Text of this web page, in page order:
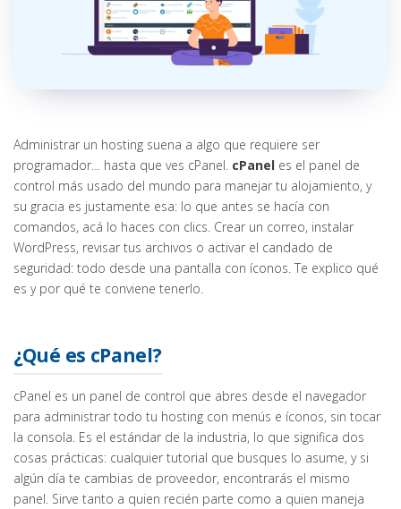
Administrar un hosting suena a algo que requiere ser
programador… hasta que ves cPanel. cPanel es el panel de
control más usado del mundo para manejar tu alojamiento, y
su gracia es justamente esa: lo que antes se hacía con
comandos, acá lo haces con clics. Crear un correo, instalar
WordPress, revisar tus archivos o activar el candado de
seguridad: todo desde una pantalla con íconos. Te explico qué
es y por qué te conviene tenerlo.
¿Qué es cPanel?
cPanel es un panel de control que abres desde el navegador
para administrar todo tu hosting con menús e íconos, sin tocar
la consola. Es el estándar de la industria, lo que significa dos
cosas prácticas: cualquier tutorial que busques lo asume, y si
algún día te cambias de proveedor, encontrarás el mismo
panel. Sirve tanto a quien recién parte como a quien maneja